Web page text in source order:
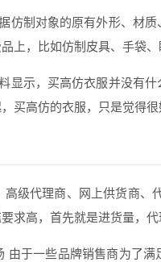
仿制对象的原有外形、材
上，比如仿制皮具、手袋、
显示，买高仿衣服并没有
买高仿的衣服，只是觉得很
级代理商、网上供货商、
求高，首先就是进货量，代
由于一些品牌销售商为了